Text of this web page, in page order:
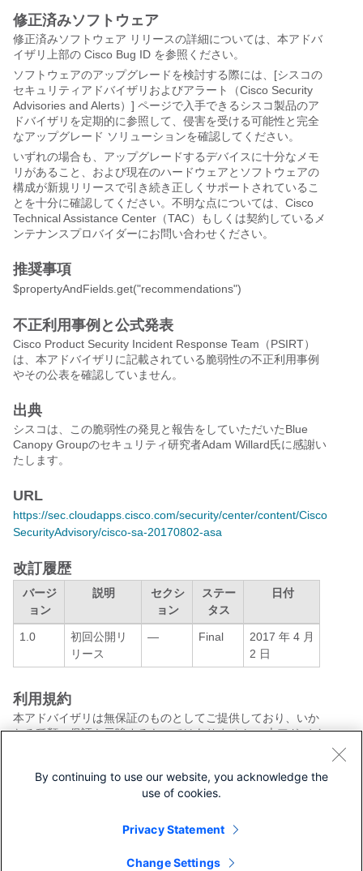
修正済みソフトウェア
修正済みソフトウェア リリースの詳細については、本アドバ
イザリ上部の Cisco Bug ID を参照ください。
ソフトウェアのアップグレードを検討する際には、[シスコの
セキュリティアドバイザリおよびアラート（Cisco Security
Advisories and Alerts）] ページで入手できるシスコ製品のア
ドバイザリを定期的に参照して、侵害を受ける可能性と完全
なアップグレード ソリューションを確認してください。
いずれの場合も、アップグレードするデバイスに十分なメモ
リがあること、および現在のハードウェアとソフトウェアの
構成が新規リリースで引き続き正しくサポートされているこ
とを十分に確認してください。不明な点については、Cisco
Technical Assistance Center（TAC）もしくは契約しているメ
ンテナンスプロバイダーにお問い合わせください。
推奨事項
$propertyAndFields.get("recommendations")
不正利用事例と公式発表
Cisco Product Security Incident Response Team（PSIRT）
は、本アドバイザリに記載されている脆弱性の不正利用事例
やその公表を確認していません。
出典
シスコは、この脆弱性の発見と報告をしていただいたBlue
Canopy Groupのセキュリティ研究者Adam Willard氏に感謝い
たします。
URL
https://sec.cloudapps.cisco.com/security/center/content/Cisco
SecurityAdvisory/cisco-sa-20170802-asa
改訂履歴
バージ
ョン
説明
セクシ
ョン
ステー
タス
日付
1.0
初回公開リ
リース
— Final
2017 年 4 月
2 日
利用規約
本アドバイザリは無保証のものとしてご提供しており、いか
なる種類の保証も示唆するものではありません。 本アドバイ
トの内容を予告なしに変更したり、更新したりする権利を有
し、単独の転載や意訳を施した場合、当社が管理した情報と
たり、重要な情報が欠落していたりする可能性があります。
By continuing to use our website, you acknowledge the
use of cookies.
Privacy Statement
Change Settings